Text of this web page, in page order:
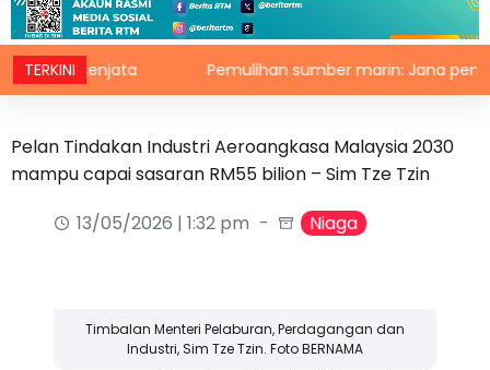
TERKINI
senjata Pemulihan sumber marin: Jana
Pelan Tindakan Industri Aeroangkasa Malaysia 2030
mampu capai sasaran RM55 bilion – Sim Tze Tzin
13/05/2026 | 1:32 pm
Niaga
Timbalan Menteri Pelaburan, Perdagangan dan
Industri, Sim Tze Tzin. Foto BERNAMA